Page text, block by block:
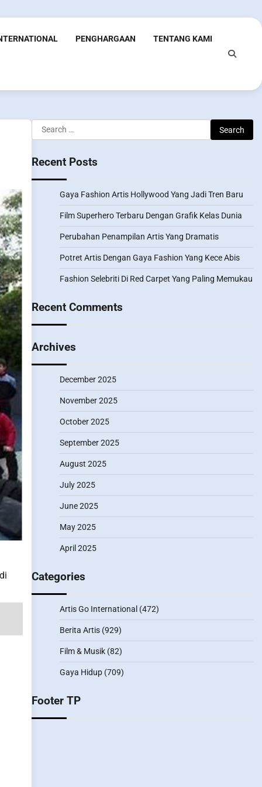
PENGHARGAAN TENTANG KAMI
Search
for:
Recent Posts
Gaya Fashion Artis Hollywood Yang Jadi Tren Baru
Film Superhero Terbaru Dengan Grafik Kelas Dunia
Perubahan Penampilan Artis Yang Dramatis
Potret Artis Dengan Gaya Fashion Yang Kece Abis
Fashion Selebriti Di Red Carpet Yang Paling Memukau
Recent Comments
Archives
December 2025
November 2025
October 2025
September 2025
August 2025
July 2025
June 2025
May 2025
April 2025
Categories
Artis Go International (472)
Berita Artis(929)
Film & Musik(82)
Gaya Hidup(709)
Footer TP